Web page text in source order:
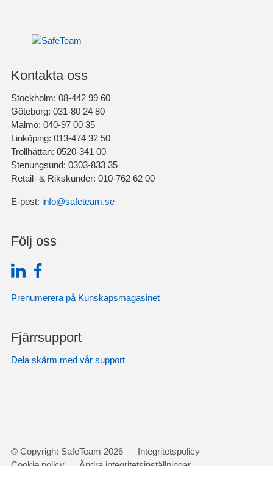
Kontakta oss
Stockholm: 08-442 99 60
Göteborg: 031-80 24 80
Malmö: 040-97 00 35
Linköping: 013-474 32 50
Trollhättan: 0520-341 00
Stenungsund: 0303-833 35
Retail- & Rikskunder: 010-762 62 00
E-post: info@safeteam.se
Följ oss
Prenumerera på Kunskapsmagasinet
Fjärrsupport
Dela skärm med vår support
Gå
vidare
© Copyright SafeTeam 2026
Integritetspolicy
Cookie policy
Ändra integritetsinställningar